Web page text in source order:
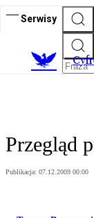
Serwisy
C
Przegląd
Publikacja: 07.12.2009 00:00